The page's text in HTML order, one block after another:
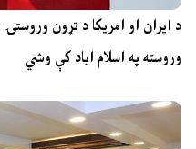
د ایران او امریکا د تړون
وروسته په اسلام اباد کې وشي